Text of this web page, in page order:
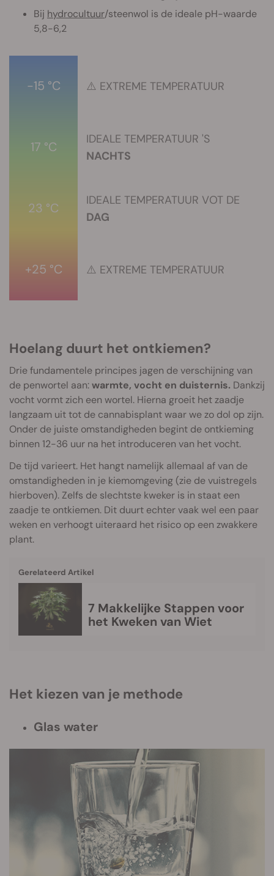
Bij hydrocultuur/steenwol is de ideale pH-waarde
5,8-6,2
-15 °C ⚠️ EXTREME TEMPERATUUR
17 °C
IDEALE TEMPERATUUR 'S
NACHTS
23 °C
IDEALE TEMPERATUUR VOT DE
DAG
+25 °C ⚠️ EXTREME TEMPERATUUR
Hoelang duurt het ontkiemen?
Drie fundamentele principes jagen de verschijning van
de penwortel aan:warmte, vocht en duisternis. Dankzij
vocht vormt zich een wortel. Hierna groeit het zaadje
langzaam uit tot de cannabisplant waar we zo dol op zijn.
Onder de juiste omstandigheden begint de ontkieming
binnen 12-36 uur na het introduceren van het vocht.
De tijd varieert. Het hangt namelijk allemaal af van de
omstandigheden in je kiemomgeving (zie de vuistregels
hierboven). Zelfs de slechtste kweker is in staat een
zaadje te ontkiemen. Dit duurt echter vaak wel een paar
weken en verhoogt uiteraard het risico op een zwakkere
plant.
Gerelateerd Artikel
7 Makkelijke Stappen voor
het Kweken van Wiet
Het kiezen van je methode
Glas water